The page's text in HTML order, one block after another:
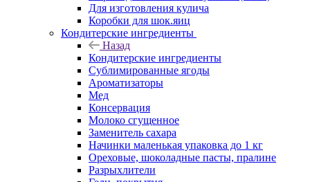
Для изготовления кулича
Коробки для шок.яиц
Кондитерские ингредиенты
Назад
Кондитерские ингредиенты
Сублимированные ягоды
Ароматизаторы
Мед
Консервация
Молоко сгущенное
Заменитель сахара
Начинки маленькая упаковка до 1 кг
Ореховые, шоколадные пасты, пралине
Разрыхлители